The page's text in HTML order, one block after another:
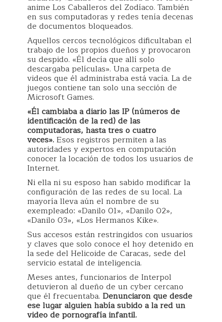
anime Los Caballeros del Zodíaco. También
en sus computadoras y redes tenía decenas
de documentos bloqueados.
Aquellos cercos tecnológicos dificultaban el
trabajo de los propios dueños y provocaron
su despido. «Él decía que allí solo
descargaba películas». Una carpeta de
videos que él administraba está vacía. La de
juegos contiene tan solo una sección de
Microsoft Games.
«Él cambiaba a diario las IP (números de
identificación de la red) de las
computadoras, hasta tres o cuatro
veces».Esos registros permiten a las
autoridades y expertos en computación
conocer la locación de todos los usuarios de
Internet.
Ni ella ni su esposo han sabido modificar la
configuración de las redes de su local. La
mayoría lleva aún el nombre de su
exempleado: «Danilo 01», «Danilo 02»,
«Danilo 03», «Los Hermanos Kike».
Sus accesos están restringidos con usuarios
y claves que solo conoce el hoy detenido en
la sede del Helicoide de Caracas, sede del
servicio estatal de inteligencia.
Meses antes, funcionarios de Interpol
detuvieron al dueño de un cyber cercano
que él frecuentaba. Denunciaron que desde
ese lugar alguien había subido a la red un
video de pornografía infantil.